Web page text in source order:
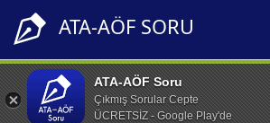
ATA-AÖF SORU
ATA-AÖF Soru
Çıkmış Sorular Cepte
ÜCRETSİZ - Google Play'de